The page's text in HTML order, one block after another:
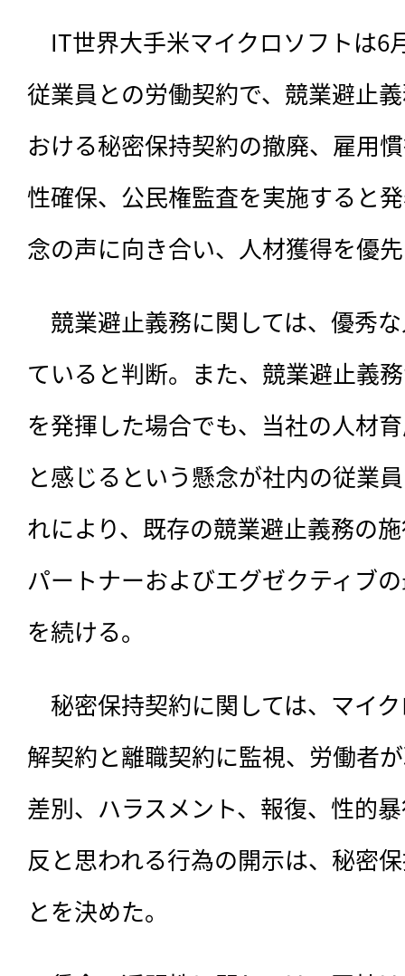
IT世界大手米マイクロソフトは6
従業員との労働契約で、競業避止
おける秘密保持契約の撤廃、雇用
性確保、公民権監査を実施すると
念の声に向き合い、人材獲得を優
競業避止義務に関しては、 優秀
ていると判断。また、競業避止義
を発揮した場合でも、当社の人材
と感じるという懸念が社内の従業
れにより、既存の競業避止義務の
パートナーおよびエグゼクティブ
を続ける。
秘密保持契約に関しては、マイ
解契約と離職契約に監視、労働者
差別、ハラスメント、報復、性的
反と思われる行為の開示は、秘密
とを決めた。